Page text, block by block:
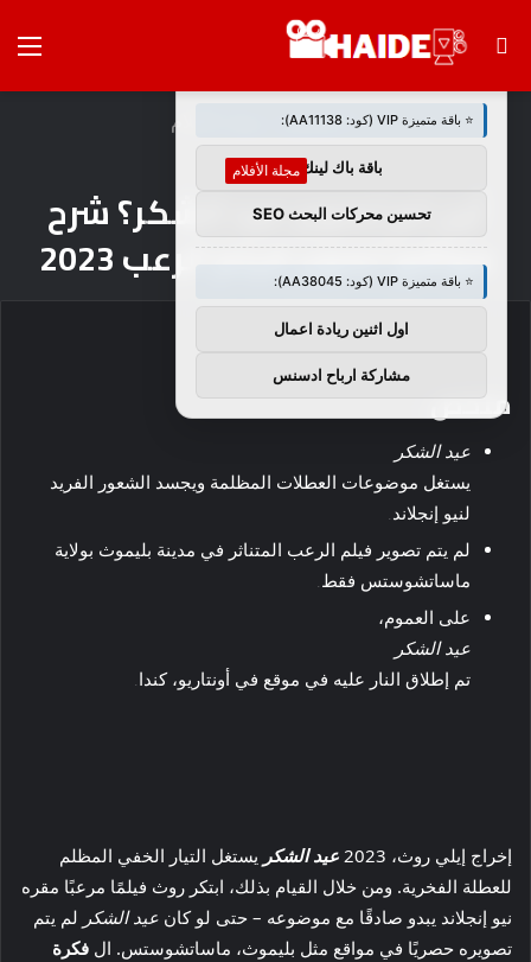
بحث
الرئيسية
مجلة الأفلام
مجلة الأفلام
أين تم تصوير عيد الشكر؟ شرح
مواقع تصوير فيلم الرعب 2023
ملخص
عيد الشكر
يستغل موضوعات العطلات المظلمة ويجسد الشعور الفريد
لنيو إنجلاند.
لم يتم تصوير فيلم الرعب المتناثر في مدينة بليموث بولاية
ماساتشوستس فقط.
على العموم،
عيد الشكر
تم إطلاق النار عليه في موقع في أونتاريو، كندا.
إخراج إيلي روث، 2023 عيد الشكر يستغل التيار الخفي المظلم
للعطلة الفخرية. ومن خلال القيام بذلك، ابتكر روث فيلمًا مرعبًا مقره
نيو إنجلاند يبدو صادقًا مع موضوعه – حتى لو كان عيد الشكر لم يتم
تصويره حصريًا في مواقع مثل بليموث، ماساتشوستس. ال فكرة
🚀 توصيات :
⭐ باقة متميزة VIP (كود: AA11138):
باقة باك لينك
تحسين محركات البحث SEO
⭐ باقة متميزة VIP (كود: AA38045):
اول اثنين ريادة اعمال
مشاركة ارباح ادسنس